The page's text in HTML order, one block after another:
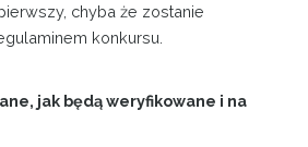
chyba że zostanie
konkursu.
jak będą weryfikowane i na